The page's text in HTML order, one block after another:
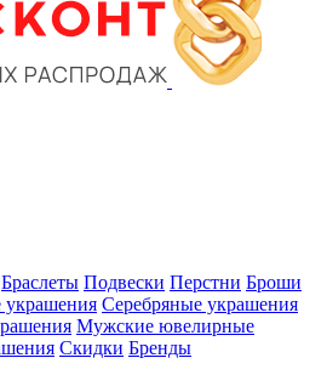
Браслеты Подвески Перстни Броши
украшения Серебряные украшения
Мужские ювелирные
Скидки Бренды